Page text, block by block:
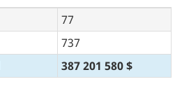
77
737
387 201 580 $